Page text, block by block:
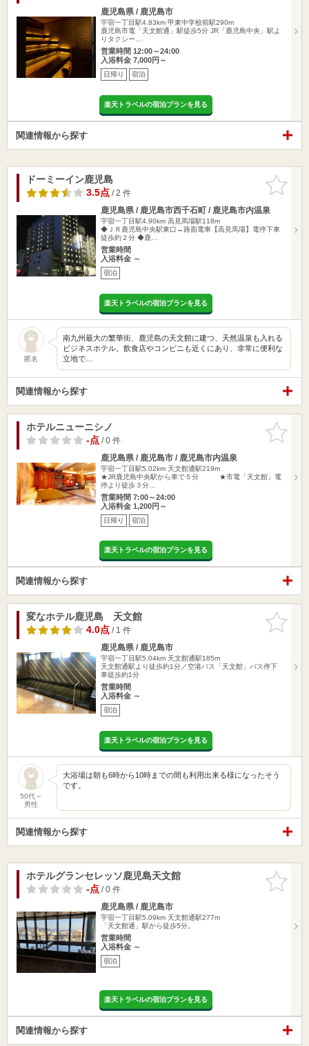
鹿児島県 / 鹿児島市
宇宿一丁目駅4.83km 甲東中学校前駅290m
鹿児島市電「天文館通」駅徒歩5分 JR「鹿児島中央」駅よ
りタクシー…
営業時間 12:00～24:00
入浴料金 7,000円～
日帰り 宿泊
楽天トラベルの宿泊プランを見る
関連情報から探す
お気に入
りに追加
ドーミーイン鹿児島
3.5点/ 2 件
鹿児島県 / 鹿児島市西千石町 / 鹿児島市内温泉
宇宿一丁目駅4.90km 高見馬場駅118m
◆ＪＲ鹿児島中央駅東口→路面電車【高見馬場】電停下車
徒歩約２分 ◆鹿…
営業時間
入浴料金 ～
宿泊
楽天トラベルの宿泊プランを見る
匿名
南九州最大の繁華街、鹿児島の天文館に建つ、天然温泉も入れる
ビジネスホテル。飲食店やコンビニも近くにあり、非常に便利な
立地で…
関連情報から探す
お気に入
りに追加
ホテルニューニシノ
-点/ 0 件
鹿児島県 / 鹿児島市 / 鹿児島市内温泉
宇宿一丁目駅5.02km 天文館通駅219m
★JR鹿児島中央駅から車で５分 ★市電「天文館」電
停より徒歩３分…
営業時間 7:00～24:00
入浴料金 1,200円～
日帰り 宿泊
楽天トラベルの宿泊プランを見る
関連情報から探す
お気に入
りに追加
変なホテル鹿児島 天文館
4.0点/ 1 件
鹿児島県 / 鹿児島市
宇宿一丁目駅5.04km 天文館通駅185m
天文館通駅より徒歩約1分／空港バス「天文館」バス停下
車徒歩約1分
営業時間
入浴料金 ～
宿泊
楽天トラベルの宿泊プランを見る
50代～
男性
大浴場は朝も6時から10時までの間も利用出来る様になったそう
です。
関連情報から探す
お気に入
りに追加
ホテルグランセレッソ鹿児島天文館
-点/ 0 件
鹿児島県 / 鹿児島市
宇宿一丁目駅5.09km 天文館通駅277m
「天文館通」駅から徒歩5分。
営業時間
入浴料金 ～
宿泊
楽天トラベルの宿泊プランを見る
関連情報から探す